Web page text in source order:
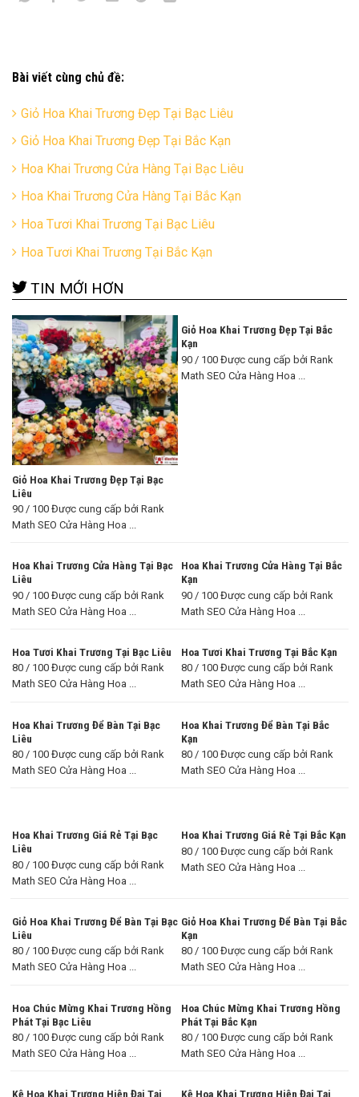
Bài viết cùng chủ đề:
Giỏ Hoa Khai Trương Đẹp Tại Bạc Liêu
Giỏ Hoa Khai Trương Đẹp Tại Bắc Kạn
Hoa Khai Trương Cửa Hàng Tại Bạc Liêu
Hoa Khai Trương Cửa Hàng Tại Bắc Kạn
Hoa Tươi Khai Trương Tại Bạc Liêu
Hoa Tươi Khai Trương Tại Bắc Kạn
TIN MỚI HƠN
Giỏ Hoa Khai Trương Đẹp Tại Bạc
Liêu
90 / 100 Được cung cấp bởi Rank
Math SEO Cửa Hàng Hoa ...
Giỏ Hoa Khai Trương Đẹp Tại Bắc
Kạn
90 / 100 Được cung cấp bởi Rank
Math SEO Cửa Hàng Hoa ...
Hoa Khai Trương Cửa Hàng Tại Bạc
Liêu
90 / 100 Được cung cấp bởi Rank
Math SEO Cửa Hàng Hoa ...
Hoa Khai Trương Cửa Hàng Tại Bắc
Kạn
90 / 100 Được cung cấp bởi Rank
Math SEO Cửa Hàng Hoa ...
Hoa Tươi Khai Trương Tại Bạc Liêu
80 / 100 Được cung cấp bởi Rank
Math SEO Cửa Hàng Hoa ...
Hoa Tươi Khai Trương Tại Bắc Kạn
80 / 100 Được cung cấp bởi Rank
Math SEO Cửa Hàng Hoa ...
Hoa Khai Trương Để Bàn Tại Bạc
Liêu
80 / 100 Được cung cấp bởi Rank
Math SEO Cửa Hàng Hoa ...
Hoa Khai Trương Để Bàn Tại Bắc
Kạn
80 / 100 Được cung cấp bởi Rank
Math SEO Cửa Hàng Hoa ...
Hoa Khai Trương Giá Rẻ Tại Bạc
Liêu
80 / 100 Được cung cấp bởi Rank
Math SEO Cửa Hàng Hoa ...
Hoa Khai Trương Giá Rẻ Tại Bắc Kạn
80 / 100 Được cung cấp bởi Rank
Math SEO Cửa Hàng Hoa ...
Giỏ Hoa Khai Trương Để Bàn Tại Bạc
Liêu
80 / 100 Được cung cấp bởi Rank
Math SEO Cửa Hàng Hoa ...
Giỏ Hoa Khai Trương Để Bàn Tại Bắc
Kạn
80 / 100 Được cung cấp bởi Rank
Math SEO Cửa Hàng Hoa ...
Hoa Chúc Mừng Khai Trương Hồng
Phát Tại Bạc Liêu
80 / 100 Được cung cấp bởi Rank
Math SEO Cửa Hàng Hoa ...
Hoa Chúc Mừng Khai Trương Hồng
Phát Tại Bắc Kạn
80 / 100 Được cung cấp bởi Rank
Math SEO Cửa Hàng Hoa ...
Kệ Hoa Khai Trương Hiện Đại Tại Kệ Hoa Khai Trương Hiện Đại Tại